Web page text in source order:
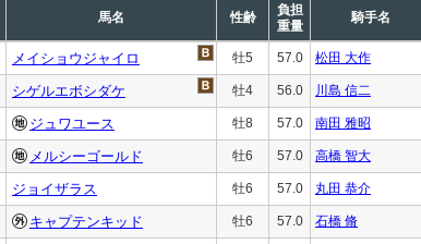
馬名 性齢
負担
重量
騎手名
メイショウジャイロ 牡5 57.0 松田 大作
シゲルエボシダケ 牡4 56.0 川島 信二
ジュワユース 牡8 57.0 南田 雅昭
メルシーゴールド 牡6 57.0 高橋 智大
ジョイザラス 牡6 57.0 丸田 恭介
キャプテンキッド 牡6 57.0 石橋 脩